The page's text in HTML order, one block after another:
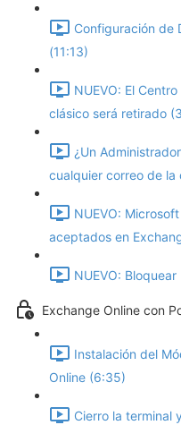
Configuración de
(11:13)
NUEVO: El
clásico será retirado
¿Un
cualquier correo de la
NUEVO:
aceptados en
NUEVO:
Exchange Online con
Instalación del
Online (6:35)
Cierro la terminal